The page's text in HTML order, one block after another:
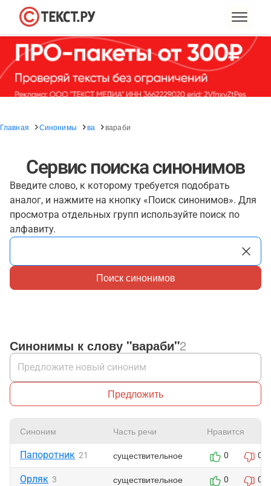
Главная Синонимы ва вараби
Сервис поиска синонимов
Введите слово, к которому требуется подобрать
аналог, и нажмите на кнопку «Поиск синонимов». Для
просмотра отдельных групп используйте поиск по
алфавиту.
Поиск синонимов
Синонимы к слову "вараби"2
Предложить
Синоним Часть речи Нравится
Папоротник 21 существительное 0 0
Орляк 3 существительное 0 0